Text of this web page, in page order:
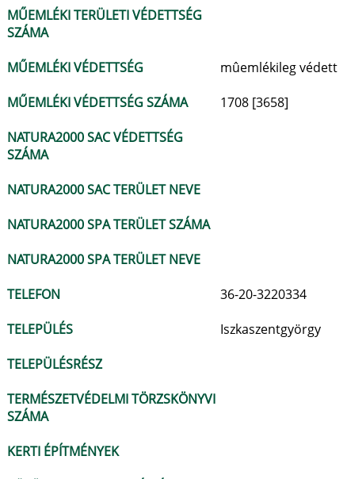
MŰEMLÉKI TERÜLETI VÉDETTSÉG
SZÁMA
MŰEMLÉKI VÉDETTSÉG
mûemlékileg védett
MŰEMLÉKI VÉDETTSÉG SZÁMA
1708 [3658]
NATURA2000 SAC VÉDETTSÉG
SZÁMA
NATURA2000 SAC TERÜLET NEVE
NATURA2000 SPA TERÜLET SZÁMA
NATURA2000 SPA TERÜLET NEVE
TELEFON
36-20-3220334
TELEPÜLÉS
Iszkaszentgyörgy
TELEPÜLÉSRÉSZ
TERMÉSZETVÉDELMI TÖRZSKÖNYVI
SZÁMA
KERTI ÉPÍTMÉNYEK